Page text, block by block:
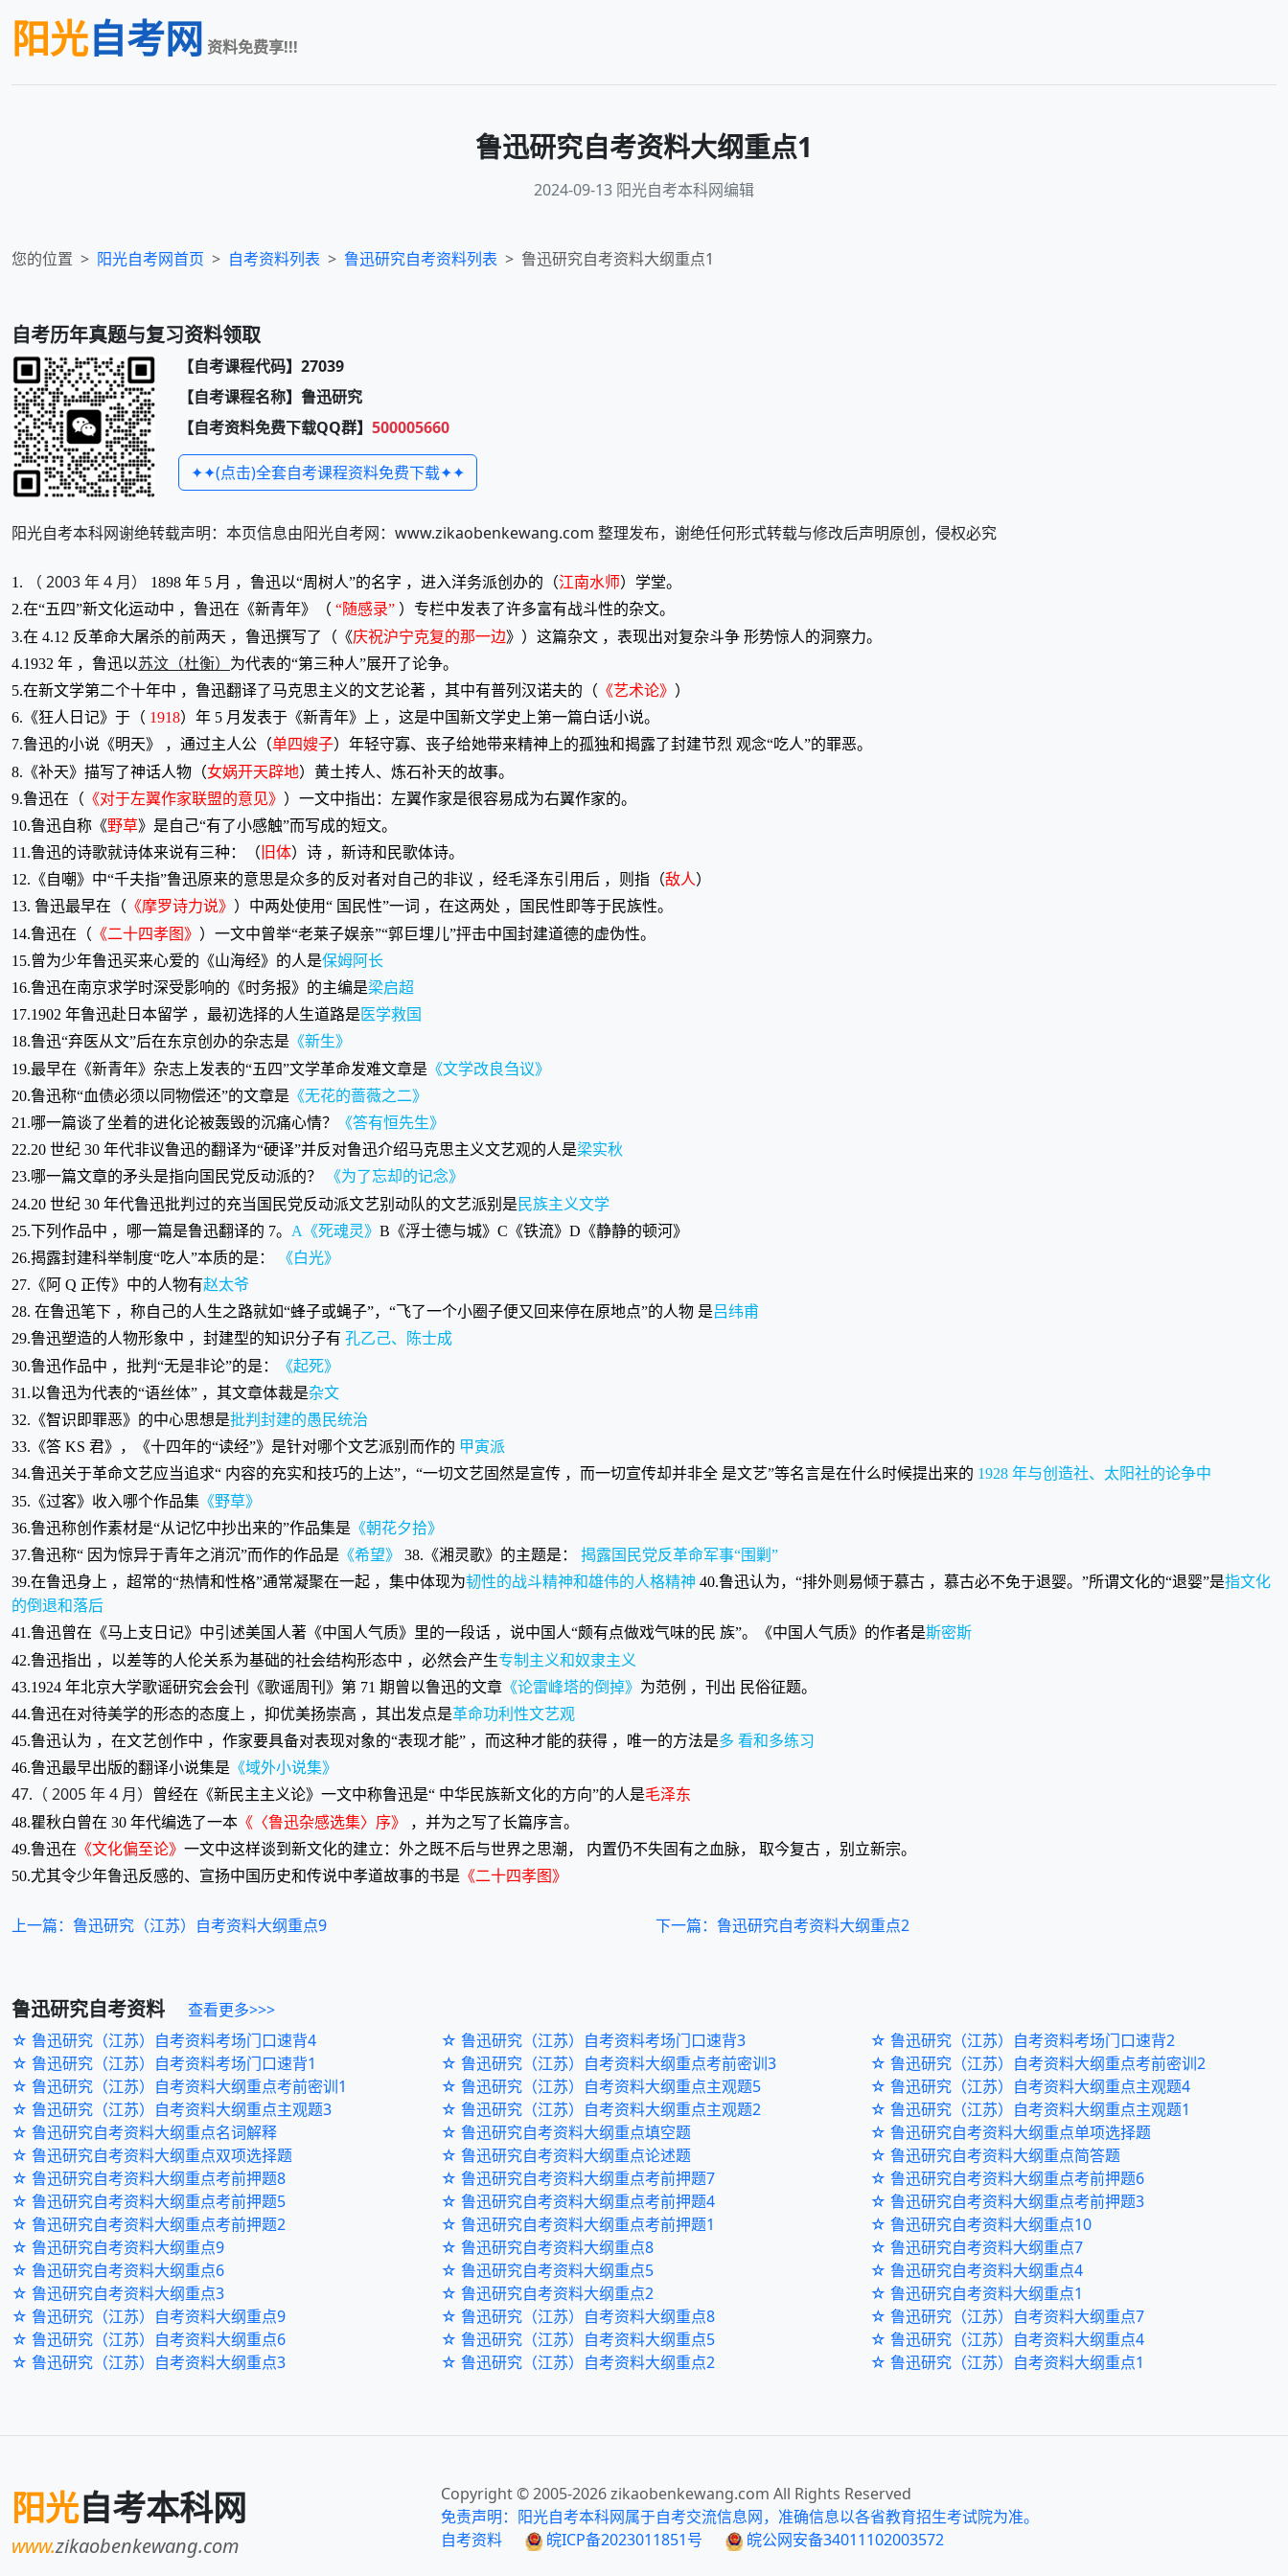
阳光自考网 资料免费享!!!
鲁迅研究自考资料大纲重点1
2024-09-13 阳光自考本科网编辑
您的位置 阳光自考网首页 自考资料列表 鲁迅研究自考资料列表 鲁迅研究自考资料大纲重点1
自考历年真题与复习资料领取
【自考课程代码】27039
【自考课程名称】鲁迅研究
【自考资料免费下载QQ群】 500005660
✦✦(点击)全套自考课程资料免费下载✦✦
阳光自考本科网谢绝转载声明：本页信息由阳光自考网：www.zikaobenkewang.com 整理发布，谢绝任何形式转载与修改后声明原创，侵权必究
1. （ 2003 年 4 月） 1898 年 5 月 ，鲁迅以“周树人”的名字 ，进入洋务派创办的（江南水师）学堂。
2.在“五四”新文化运动中 ，鲁迅在《新青年》（ “随感录” ）专栏中发表了许多富有战斗性的杂文。
3.在 4.12 反革命大屠杀的前两天 ，鲁迅撰写了（《庆祝沪宁克复的那一边》）这篇杂文 ，表现出对复杂斗争 形势惊人的洞察力。
4.1932 年 ，鲁迅以苏汶（杜衡）
为代表的“第三种人”展开了论争。
5.在新文学第二个十年中 ，鲁迅翻译了马克思主义的文艺论著 ，其中有普列汉诺夫的（ 《艺术论》 ）
6.《狂人日记》于（ 1918）年 5 月发表于《新青年》上 ，这是中国新文学史上第一篇白话小说。
7.鲁迅的小说《明天》 ，通过主人公（单四嫂子）年轻守寡、丧子给她带来精神上的孤独和揭露了封建节烈 观念“吃人”的罪恶。
8.《补天》描写了神话人物（女娲开天辟地）黄土抟人、炼石补天的故事。
9.鲁迅在（ 《对于左翼作家联盟的意见》 ）一文中指出：左翼作家是很容易成为右翼作家的。
10.鲁迅自称《野草》是自己“有了小感触”而写成的短文。
11.鲁迅的诗歌就诗体来说有三种：（ 旧体）诗 ，新诗和民歌体诗。
12.《自嘲》中“千夫指”鲁迅原来的意思是众多的反对者对自己的非议 ，经毛泽东引用后 ，则指（敌人）
13. 鲁迅最早在（ 《摩罗诗力说》 ）中两处使用“ 国民性”一词 ，在这两处 ，国民性即等于民族性。
14.鲁迅在（ 《二十四孝图》 ）一文中曾举“老莱子娱亲”“郭巨埋儿”抨击中国封建道德的虚伪性。
15.曾为少年鲁迅买来心爱的《山海经》的人是保姆阿长
16.鲁迅在南京求学时深受影响的《时务报》的主编是梁启超
17.1902 年鲁迅赴日本留学 ，最初选择的人生道路是 医学救国
18.鲁迅“弃医从文”后在东京创办的杂志是 《新生》
19.最早在《新青年》杂志上发表的“五四”文学革命发难文章是 《文学改良刍议》
20.鲁迅称“血债必须以同物偿还”的文章是 《无花的蔷薇之二》
21.哪一篇谈了坐着的进化论被轰毁的沉痛心情？
《答有恒先生》
22.20 世纪 30 年代非议鲁迅的翻译为“硬译”并反对鲁迅介绍马克思主义文艺观的人是梁实秋
23.哪一篇文章的矛头是指向国民党反动派的？
《为了忘却的记念》
24.20 世纪 30 年代鲁迅批判过的充当国民党反动派文艺别动队的文艺派别是 民族主义文学
25.下列作品中 ，哪一篇是鲁迅翻译的 7。 A《死魂灵》 B《浮士德与城》C《铁流》D《静静的顿河》
26.揭露封建科举制度“吃人”本质的是：
《白光》
27.《阿 Q 正传》中的人物有赵太爷
28. 在鲁迅笔下 ，称自己的人生之路就如“蜂子或蝇子”，“飞了一个小圈子便又回来停在原地点”的人物 是吕纬甫
29.鲁迅塑造的人物形象中 ，封建型的知识分子有 孔乙己、陈士成
30.鲁迅作品中 ，批判“无是非论”的是：
《起死》
31.以鲁迅为代表的“语丝体” ，其文章体裁是杂文
32.《智识即罪恶》的中心思想是批判封建的愚民统治
33.《答 KS 君》，《十四年的“读经”》是针对哪个文艺派别而作的 甲寅派
34.鲁迅关于革命文艺应当追求“ 内容的充实和技巧的上达”，“一切文艺固然是宣传 ，而一切宣传却并非全 是文艺”等名言是在什么时候提出来的 1928 年与创造社、太阳社的论争中
35.《过客》收入哪个作品集 《野草》
36.鲁迅称创作素材是“从记忆中抄出来的”作品集是 《朝花夕拾》
37.鲁迅称“ 因为惊异于青年之消沉”而作的作品是 《希望》 38.《湘灵歌》的主题是： 揭露国民党反革命军事“围剿”
39.在鲁迅身上 ，超常的“热情和性格”通常凝聚在一起 ，集中体现为韧性的战斗精神和雄伟的人格精神 40.鲁迅认为，“排外则易倾于慕古 ，慕古必不免于退婴。”所谓文化的“退婴”是指文化
的倒退和落后
41.鲁迅曾在《马上支日记》中引述美国人著《中国人气质》里的一段话 ，说中国人“颇有点做戏气味的民 族”。《中国人气质》的作者是斯密斯
42.鲁迅指出 ，以差等的人伦关系为基础的社会结构形态中 ，必然会产生专制主义和奴隶主义
43.1924 年北京大学歌谣研究会会刊《歌谣周刊》第 71 期曾以鲁迅的文章 《论雷峰塔的倒掉》 为范例 ，刊出 民俗征题。
44.鲁迅在对待美学的形态的态度上 ，抑优美扬崇高 ，其出发点是革命功利性文艺观
45.鲁迅认为 ，在文艺创作中 ，作家要具备对表现对象的“表现才能” ，而这种才能的获得 ，唯一的方法是多 看和多练习
46.鲁迅最早出版的翻译小说集是 《域外小说集》
47. （ 2005 年 4 月） 曾经在《新民主主义论》一文中称鲁迅是“ 中华民族新文化的方向”的人是毛泽东
48.瞿秋白曾在 30 年代编选了一本 《〈鲁迅杂感选集〉序》
，并为之写了长篇序言。
49.鲁迅在 《文化偏至论》 一文中这样谈到新文化的建立：外之既不后与世界之思潮， 内置仍不失固有之血脉， 取今复古 ，别立新宗。
50.尤其令少年鲁迅反感的、宣扬中国历史和传说中孝道故事的书是 《二十四孝图》
上一篇：鲁迅研究（江苏）自考资料大纲重点9 下一篇：鲁迅研究自考资料大纲重点2
鲁迅研究自考资料
查看更多>>>
☆ 鲁迅研究（江苏）自考资料考场门口速背4
☆ 鲁迅研究（江苏）自考资料考场门口速背3
☆ 鲁迅研究（江苏）自考资料考场门口速背2
☆ 鲁迅研究（江苏）自考资料考场门口速背1
☆ 鲁迅研究（江苏）自考资料大纲重点考前密训3
☆ 鲁迅研究（江苏）自考资料大纲重点考前密训2
☆ 鲁迅研究（江苏）自考资料大纲重点考前密训1
☆ 鲁迅研究（江苏）自考资料大纲重点主观题5
☆ 鲁迅研究（江苏）自考资料大纲重点主观题4
☆ 鲁迅研究（江苏）自考资料大纲重点主观题3
☆ 鲁迅研究（江苏）自考资料大纲重点主观题2
☆ 鲁迅研究（江苏）自考资料大纲重点主观题1
☆ 鲁迅研究自考资料大纲重点名词解释
☆ 鲁迅研究自考资料大纲重点填空题
☆ 鲁迅研究自考资料大纲重点单项选择题
☆ 鲁迅研究自考资料大纲重点双项选择题
☆ 鲁迅研究自考资料大纲重点论述题
☆ 鲁迅研究自考资料大纲重点简答题
☆ 鲁迅研究自考资料大纲重点考前押题8
☆ 鲁迅研究自考资料大纲重点考前押题7
☆ 鲁迅研究自考资料大纲重点考前押题6
☆ 鲁迅研究自考资料大纲重点考前押题5
☆ 鲁迅研究自考资料大纲重点考前押题4
☆ 鲁迅研究自考资料大纲重点考前押题3
☆ 鲁迅研究自考资料大纲重点考前押题2
☆ 鲁迅研究自考资料大纲重点考前押题1
☆ 鲁迅研究自考资料大纲重点10
☆ 鲁迅研究自考资料大纲重点9
☆ 鲁迅研究自考资料大纲重点8
☆ 鲁迅研究自考资料大纲重点7
☆ 鲁迅研究自考资料大纲重点6
☆ 鲁迅研究自考资料大纲重点5
☆ 鲁迅研究自考资料大纲重点4
☆ 鲁迅研究自考资料大纲重点3
☆ 鲁迅研究自考资料大纲重点2
☆ 鲁迅研究自考资料大纲重点1
☆ 鲁迅研究（江苏）自考资料大纲重点9
☆ 鲁迅研究（江苏）自考资料大纲重点8
☆ 鲁迅研究（江苏）自考资料大纲重点7
☆ 鲁迅研究（江苏）自考资料大纲重点6
☆ 鲁迅研究（江苏）自考资料大纲重点5
☆ 鲁迅研究（江苏）自考资料大纲重点4
☆ 鲁迅研究（江苏）自考资料大纲重点3
☆ 鲁迅研究（江苏）自考资料大纲重点2 ☆ 鲁迅研究（江苏）自考资料大纲重点1
阳光自考本科网
www.zikaobenkewang.com
Copyright © 2005-2026zikaobenkewang.com All Rights Reserved
免责声明：阳光自考本科网属于自考交流信息网，准确信息以各省教育招生考试院为准。
自考资料
皖ICP备2023011851号 皖公网安备34011102003572